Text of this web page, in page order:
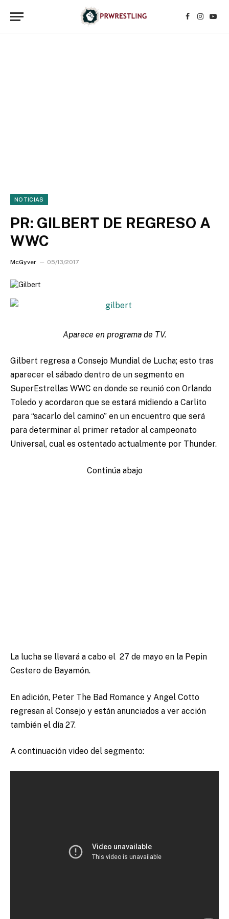
Facebook
NOTICIAS
PR: GILBERT DE REGRESO A
WWC
McGyver 05/13/2017
Aparece en programa de TV.
Gilbert regresa a Consejo Mundial de Lucha; esto tras
aparecer el sábado dentro de un segmento en
SuperEstrellas WWC en donde se reunió con Orlando
Toledo y acordaron que se estará midiendo a Carlito
para “sacarlo del camino” en un encuentro que será
para determinar al primer retador al campeonato
Universal, cual es ostentado actualmente por Thunder.
Continúa abajo
La lucha se llevará a cabo el 27 de mayo en la Pepin
Cestero de Bayamón.
En adición, Peter The Bad Romance y Angel Cotto
regresan al Consejo y están anunciados a ver acción
también el día 27.
A continuación video del segmento: